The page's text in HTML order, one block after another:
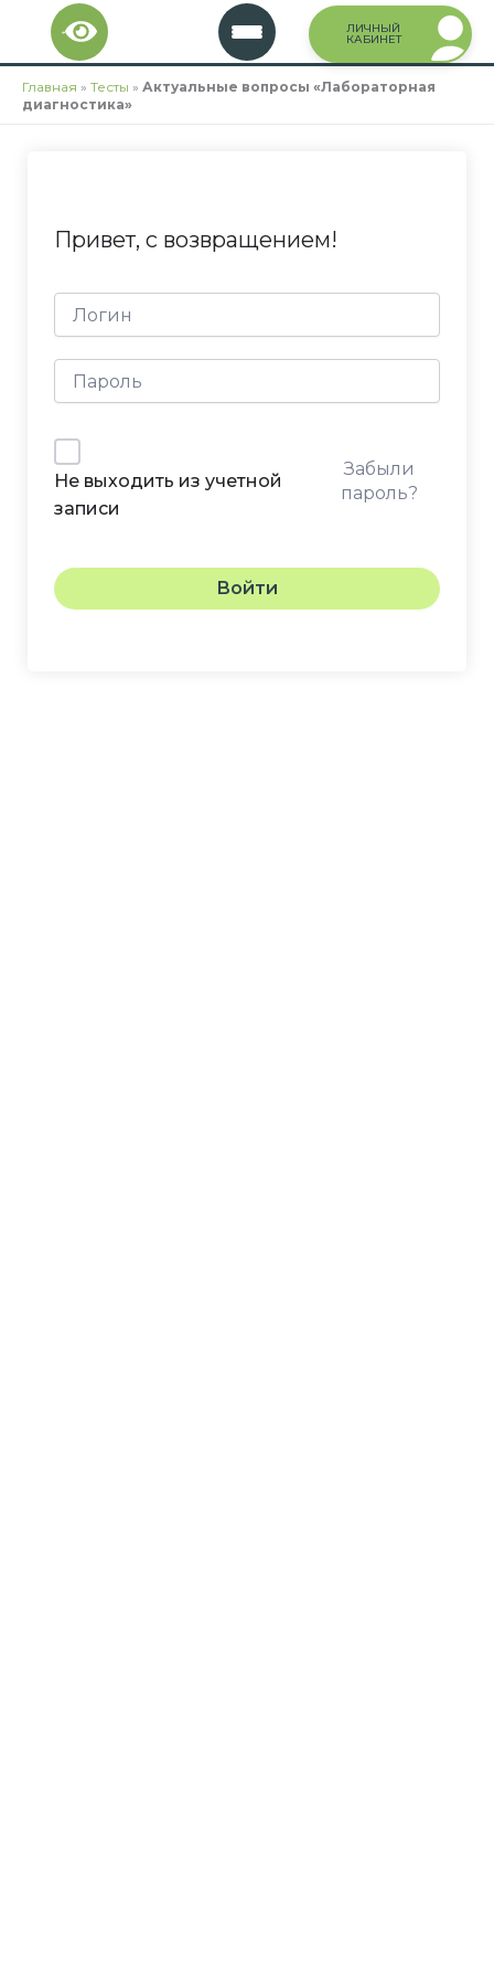
Перейти
содержимому
ЛИЧНЫЙ
КАБИНЕТ
Главная » Тесты » Актуальные вопросы «Лабораторная
диагностика»
Привет, с возвращением!
Не выходить из учетной
записи
Забыли
пароль?
Войти